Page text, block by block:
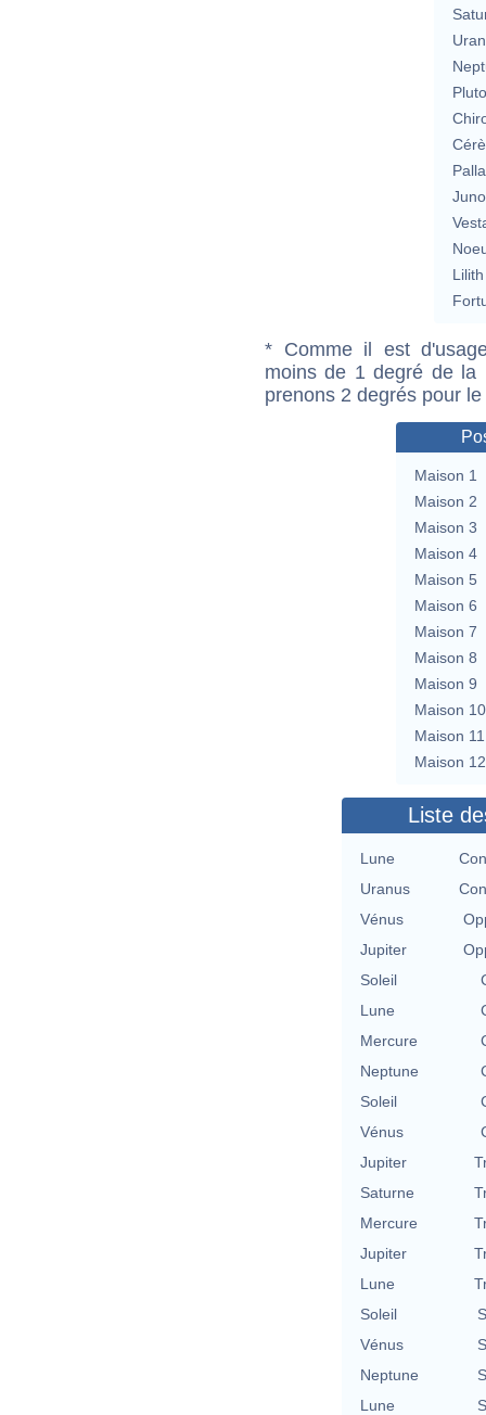
Lilith
* Comme il est
moins de 1 degré de la
prenons 2 degrés pour
Maison 1
Maison 2
Maison 3
Maison 4
Maison 5
Maison 6
Maison 7
Maison 8
Maison 9
Maison 10
Maison 11
Maison 12
Liste
Lune
Uranus
Vénus
Jupiter
Soleil
Lune
Mercure
Neptune
Soleil
Vénus
Jupiter
Saturne
Mercure
Jupiter
Lune
Soleil
Vénus
Neptune
Lune